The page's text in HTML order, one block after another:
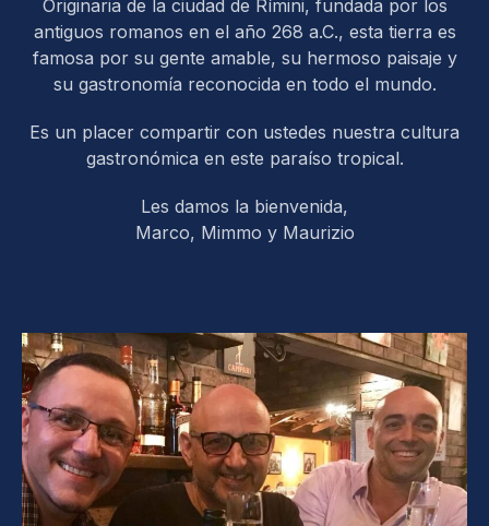
Originaria de la ciudad de Rímini, fundada por los
antiguos romanos en el año 268 a.C., esta tierra es
famosa por su gente amable, su hermoso paisaje y
su gastronomía reconocida en todo el mundo.
Es un placer compartir con ustedes nuestra cultura
gastronómica en este paraíso tropical.
Les damos la bienvenida,
Marco, Mimmo y Maurizio